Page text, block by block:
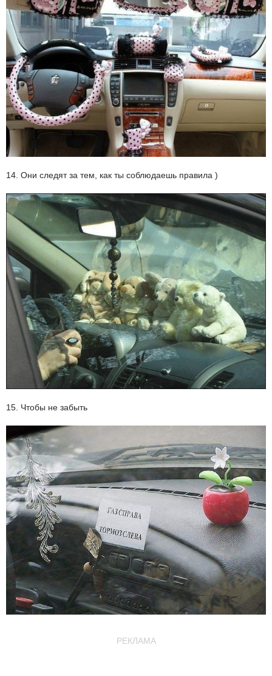
14. Они следят за тем, как ты соблюдаешь правила )
15. Чтобы не забыть
РЕКЛАМА